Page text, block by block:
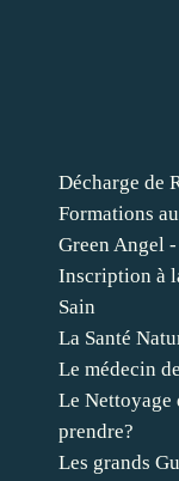
Décharge de
Formations
Green Angel
Inscription à
Sain
La Santé
Le médecin
Le Nettoyage
prendre?
Les grands